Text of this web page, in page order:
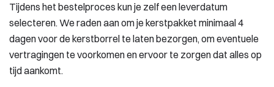
Tijdens het bestelproces kun je zelf een leverdatum
selecteren. We raden aan om je kerstpakket minimaal 4
dagen voor de kerstborrel te laten bezorgen, om eventuele
vertragingen te voorkomen en ervoor te zorgen dat alles op
tijd aankomt.